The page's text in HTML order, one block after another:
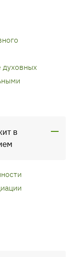
духовных
в